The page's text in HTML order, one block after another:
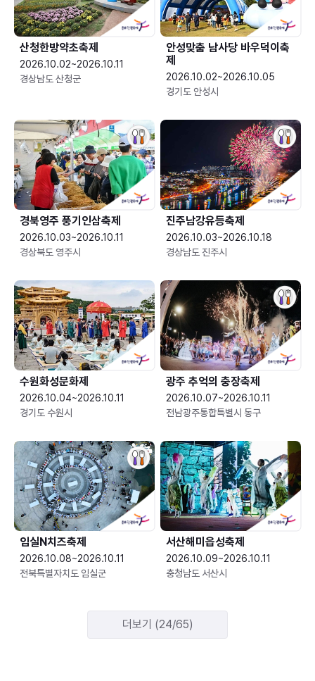
산청한방약초축제
2026.10.02~2026.10.11
경상남도 산청군
안성맞춤 남사당 바우덕이축
제
2026.10.02~2026.10.05
경기도 안성시
경북영주 풍기인삼축제
2026.10.03~2026.10.11
경상북도 영주시
진주남강유등축제
2026.10.03~2026.10.18
경상남도 진주시
수원화성문화제
2026.10.04~2026.10.11
경기도 수원시
광주 추억의 충장축제
2026.10.07~2026.10.11
전남광주통합특별시 동구
임실N치즈축제
2026.10.08~2026.10.11
전북특별자치도 임실군
서산해미읍성축제
2026.10.09~2026.10.11
충청남도 서산시
더보기 (24/65)